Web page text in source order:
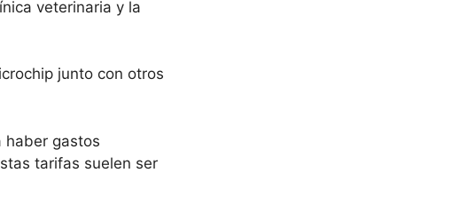
veterinaria y la
junto con otros
haber gastos
tarifas suelen ser